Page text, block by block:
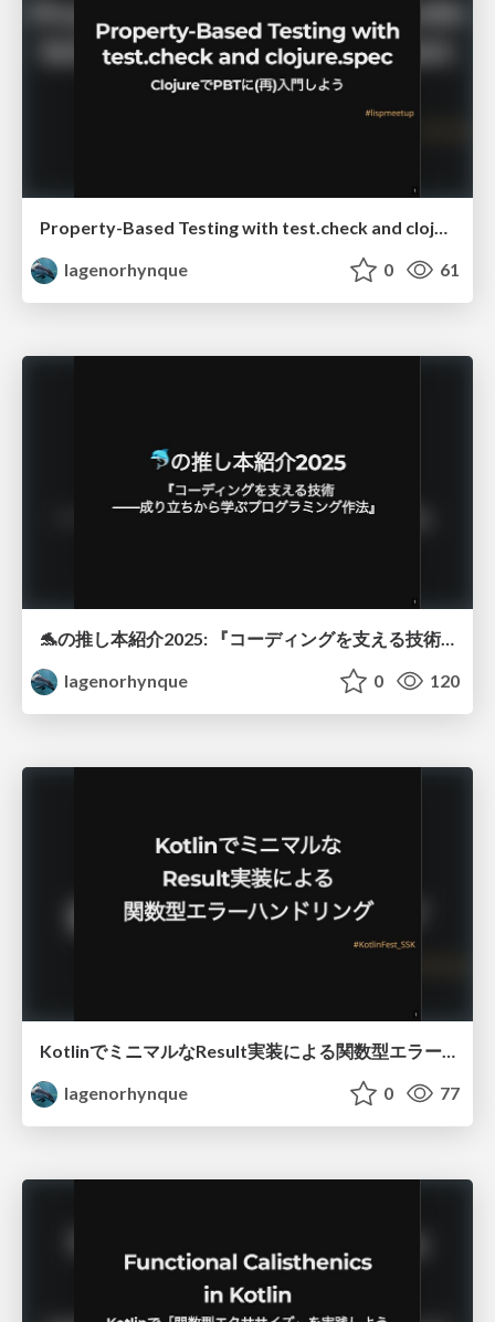
Property-Based Testing with test.check and clojure.spec
lagenorhynque
0 61
🐬の推し本紹介2025: 『コーディングを支える技術 ――成り立ちから学ぶプログラミング作法』
lagenorhynque
0 120
KotlinでミニマルなResult実装による関数型エラーハンドリング
lagenorhynque
0 77